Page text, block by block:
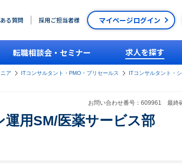
る質問 採用ご担当者様 マイページログイン
転職相談会・セミナー 求人を探す
ア ITコンサルタント・PMO・プリセールス
ITコンサルタント・
お問い合わせ番号：609961 最終
用SM/医薬サービス部